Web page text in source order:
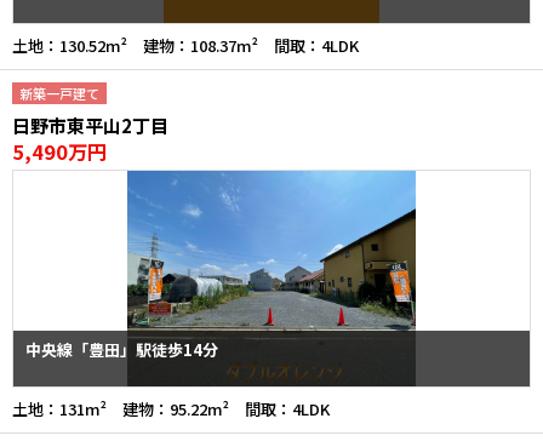
土地：130.52m² 建物：108.37m² 間取：4LDK
新築一戸建て
日野市東平山2丁目
5,490万円
中央線「豊田」駅徒歩14分
土地：131m² 建物：95.22m² 間取：4LDK